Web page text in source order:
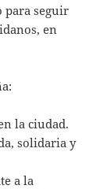
para seguir
en
la ciudad.
solidaria y
a la